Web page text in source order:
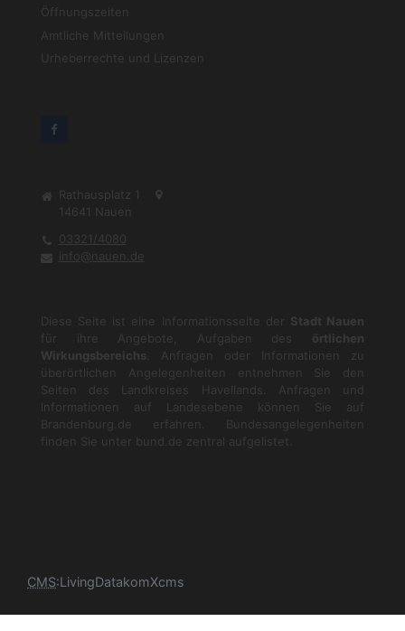
Öffnungszeiten
Amtliche Mitteilungen
Urheberrechte und Lizenzen
Rathausplatz 1
14641
Nauen
03321/4080
info@nauen.de
Diese Seite ist eine Informationsseite der Stadt Nauen
für ihre Angebote, Aufgaben des örtlichen
Wirkungsbereichs . Anfragen oder Informationen zu
überörtlichen Angelegenheiten entnehmen Sie den
Seiten des Landkreises Havellands. Anfragen und
Informationen auf Landesebene können Sie auf
Brandenburg.de
erfahren. Bundesangelegenheiten
finden Sie unter
bund.de zentral aufgelistet.
CMS:LivingDatakomXcms